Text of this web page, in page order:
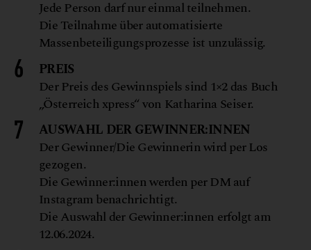
Jede Person darf nur einmal teilnehmen.
Die Teilnahme über automatisierte
Massenbeteiligungsprozesse ist unzulässig.
PREIS
Der Preis des Gewinnspiels sind 1×2 das Buch
„Österreich xpress“ von Katharina Seiser.
AUSWAHL DER GEWINNER:INNEN
Der Gewinner/Die Gewinnerin wird per Los
gezogen.
Die Gewinner:innen werden per DM auf
Instagram benachrichtigt.
Die Auswahl der Gewinner:innen erfolgt am
12.06.2024.